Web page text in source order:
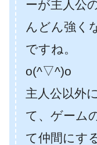
ーが主人公
んどん強く
ですね。
o(^▽^)o
主人公以外
て、ゲーム
て仲間にす